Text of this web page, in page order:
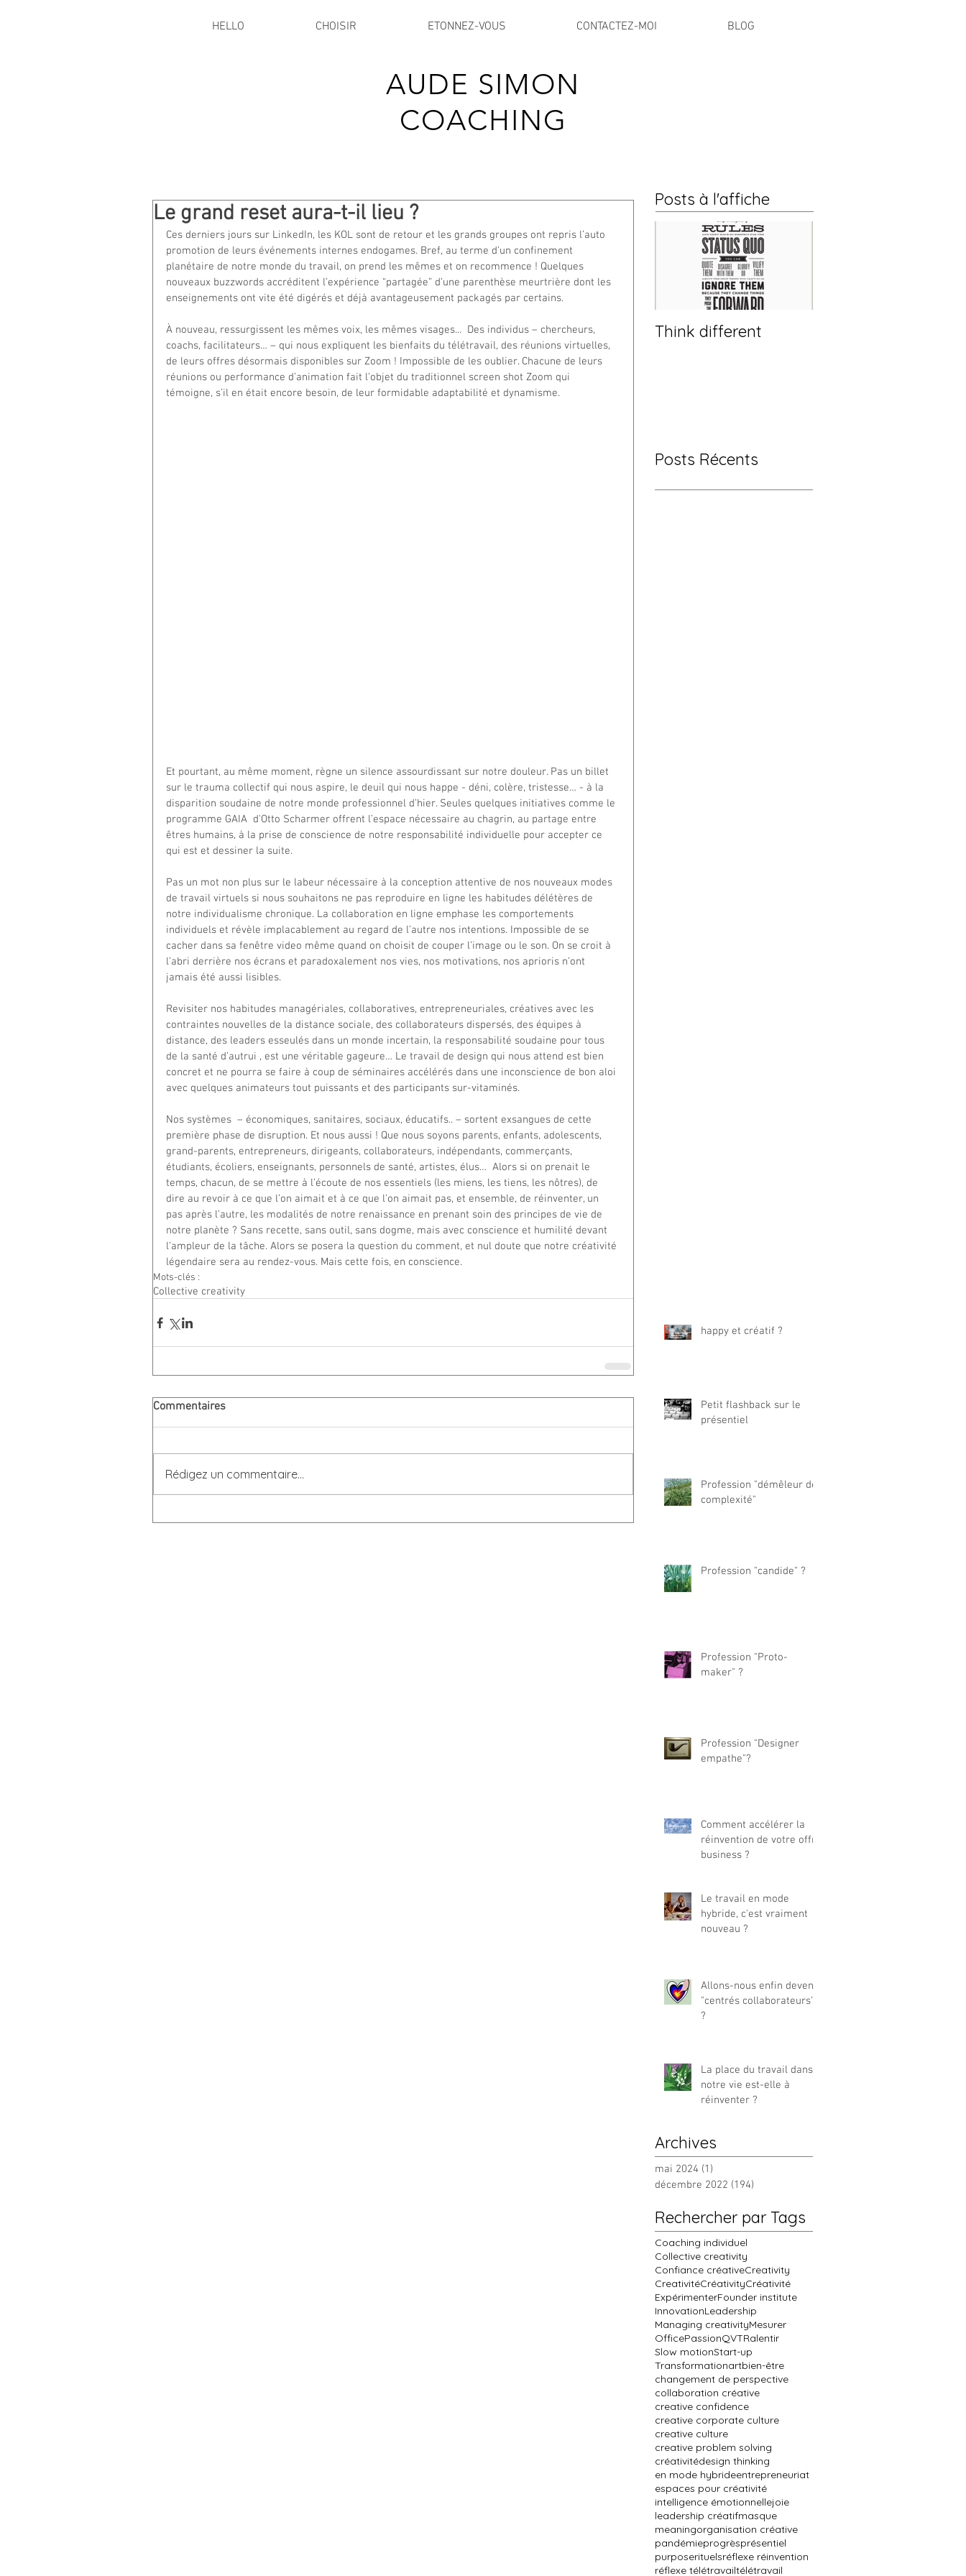
HELLO CHOISIR ETONNEZ-VOUS CONTACTEZ-MOI BLOG
AUDE SIMON
COACHING
Le grand reset aura-t-il lieu ?
Ces derniers jours sur LinkedIn, les KOL sont de retour et les grands groupes ont repris l’auto
promotion de leurs événements internes endogames. Bref, au terme d’un confinement
planétaire de notre monde du travail, on prend les mêmes et on recommence ! Quelques
nouveaux buzzwords accréditent l’expérience “partagée” d’une parenthèse meurtrière dont les
enseignements ont vite été digérés et déjà avantageusement packagés par certains.
À nouveau, ressurgissent les mêmes voix, les mêmes visages...  Des individus – chercheurs,
coachs, facilitateurs… – qui nous expliquent les bienfaits du télétravail, des réunions virtuelles,
de leurs offres désormais disponibles sur Zoom ! Impossible de les oublier. Chacune de leurs
réunions ou performance d’animation fait l’objet du traditionnel screen shot Zoom qui
témoigne, s’il en était encore besoin, de leur formidable adaptabilité et dynamisme.
Et pourtant, au même moment, règne un silence assourdissant sur notre douleur. Pas un billet
sur le trauma collectif qui nous aspire, le deuil qui nous happe - déni, colère, tristesse… - à la
disparition soudaine de notre monde professionnel d’hier. Seules quelques initiatives comme le
programme GAIA  d'Otto Scharmer offrent l’espace nécessaire au chagrin, au partage entre
êtres humains, à la prise de conscience de notre responsabilité individuelle pour accepter ce
qui est et dessiner la suite.
Pas un mot non plus sur le labeur nécessaire à la conception attentive de nos nouveaux modes
de travail virtuels si nous souhaitons ne pas reproduire en ligne les habitudes délétères de
notre individualisme chronique. La collaboration en ligne emphase les comportements
individuels et révèle implacablement au regard de l’autre nos intentions. Impossible de se
cacher dans sa fenêtre video même quand on choisit de couper l’image ou le son. On se croit à
l’abri derrière nos écrans et paradoxalement nos vies, nos motivations, nos aprioris n’ont
jamais été aussi lisibles.
Revisiter nos habitudes managériales, collaboratives, entrepreneuriales, créatives avec les
contraintes nouvelles de la distance sociale, des collaborateurs dispersés, des équipes à
distance, des leaders esseulés dans un monde incertain, la responsabilité soudaine pour tous
de la santé d’autrui , est une véritable gageure… Le travail de design qui nous attend est bien
concret et ne pourra se faire à coup de séminaires accélérés dans une inconscience de bon aloi
avec quelques animateurs tout puissants et des participants sur-vitaminés.
Nos systèmes  – économiques, sanitaires, sociaux, éducatifs.. – sortent exsangues de cette
première phase de disruption. Et nous aussi ! Que nous soyons parents, enfants, adolescents,
grand-parents, entrepreneurs, dirigeants, collaborateurs, indépendants, commerçants,
étudiants, écoliers, enseignants, personnels de santé, artistes, élus…  Alors si on prenait le
temps, chacun, de se mettre à l’écoute de nos essentiels (les miens, les tiens, les nôtres), de
dire au revoir à ce que l’on aimait et à ce que l’on aimait pas, et ensemble, de réinventer, un
pas après l’autre, les modalités de notre renaissance en prenant soin des principes de vie de
notre planète ? Sans recette, sans outil, sans dogme, mais avec conscience et humilité devant
l’ampleur de la tâche. Alors se posera la question du comment, et nul doute que notre créativité
légendaire sera au rendez-vous. Mais cette fois, en conscience.
Mots-clés :
Collective creativity
Commentaires
Rédigez un commentaire...
Posts à l'affiche
Think different
Posts Récents
happy et créatif ?
Petit flashback sur le
présentiel
Profession "démêleur de
complexité"
Profession "candide" ?
Profession "Proto-
maker" ?
Profession "Designer
empathe"?
Comment accélérer la
réinvention de votre offre
business ?
Le travail en mode
hybride, c'est vraiment
nouveau ?
Allons-nous enfin devenir
"centrés collaborateurs"
?
La place du travail dans
notre vie est-elle à
réinventer ?
Archives
mai 2024 (1)
décembre 2022 (194)
Rechercher par Tags
Coaching individuel
Collective creativity
Confiance créativeCreativity
CreativitéCréativityCréativité
ExpérimenterFounder institute
InnovationLeadership
Managing creativityMesurer
OfficePassionQVTRalentir
Slow motionStart-up
Transformationartbien-être
changement de perspective
collaboration créative
creative confidence
creative corporate culture
creative culture
creative problem solving
créativitédesign thinking
en mode hybrideentrepreneuriat
espaces pour créativité
intelligence émotionnellejoie
leadership créatifmasque
meaningorganisation créative
pandémieprogrèsprésentiel
purposerituelsréflexe réinvention
réflexe télétravailtélétravail